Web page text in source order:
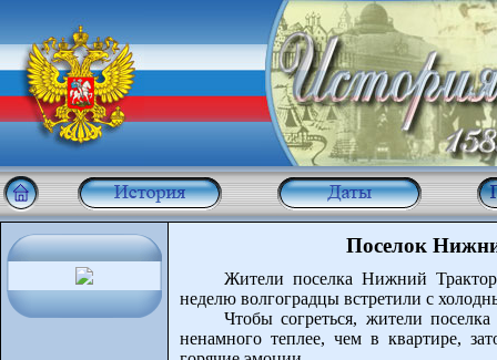
Поселок
Жители поселка Нижний
неделю волгоградцы встретили с
Чтобы согреться, жители
ненамного теплее, чем в квартире,